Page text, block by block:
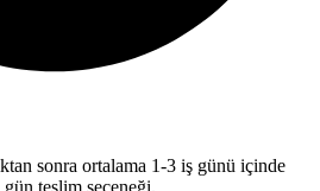
sonra ortalama 1-3 iş günü içinde